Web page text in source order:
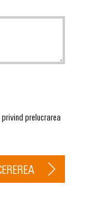
prelucrarea